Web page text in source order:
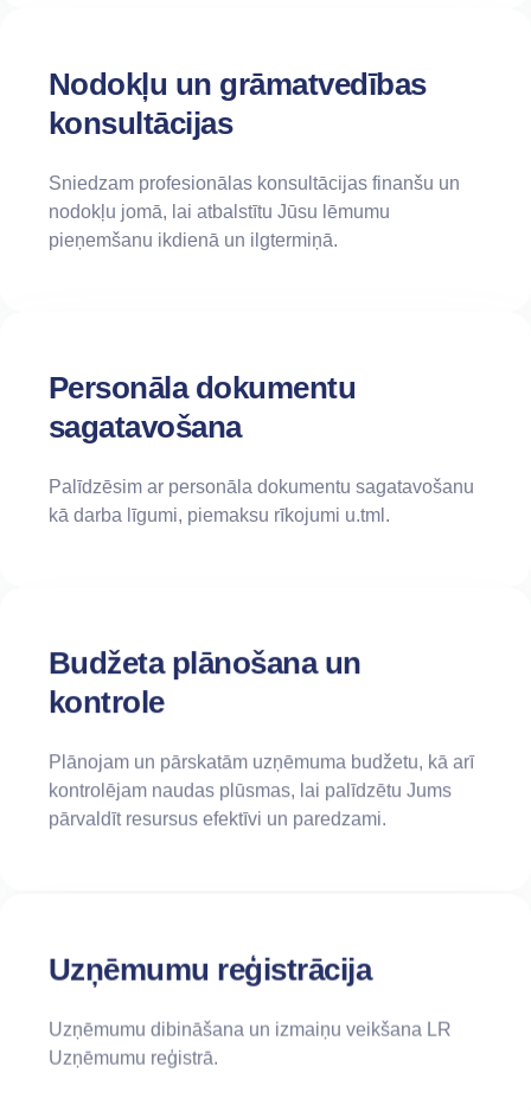
Nodokļu un grāmatvedības
konsultācijas
Sniedzam profesionālas konsultācijas finanšu un
nodokļu jomā, lai atbalstītu Jūsu lēmumu
pieņemšanu ikdienā un ilgtermiņā.
Personāla dokumentu
sagatavošana
Palīdzēsim ar personāla dokumentu sagatavošanu
kā darba līgumi, piemaksu rīkojumi u.tml.
Budžeta plānošana un
kontrole
Plānojam un pārskatām uzņēmuma budžetu, kā arī
kontrolējam naudas plūsmas, lai palīdzētu Jums
pārvaldīt resursus efektīvi un paredzami.
Uzņēmumu reģistrācija
Uzņēmumu dibināšana un izmaiņu veikšana LR
Uzņēmumu reģistrā.